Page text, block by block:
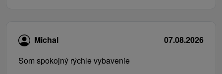
Michal
07.08.2026
Som spokojný rýchle vybavenie